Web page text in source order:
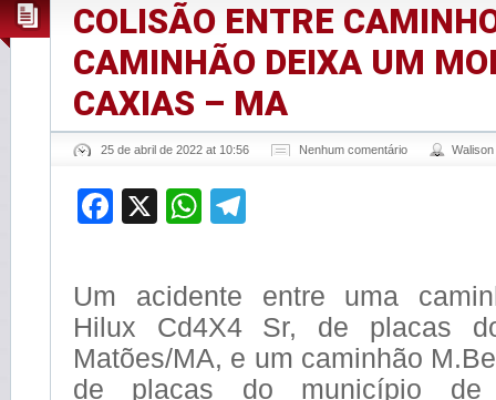
COLISÃO ENTRE
CAMINHÃO DEIXA UM
CAXIAS – MA
25 de abril de 2022 at 10:56 Nenhum comentário
Facebook
X WhatsApp
Um acidente entre uma
Hilux Cd4X4 Sr, de placas
Matões/MA, e um caminhão
de placas do município de